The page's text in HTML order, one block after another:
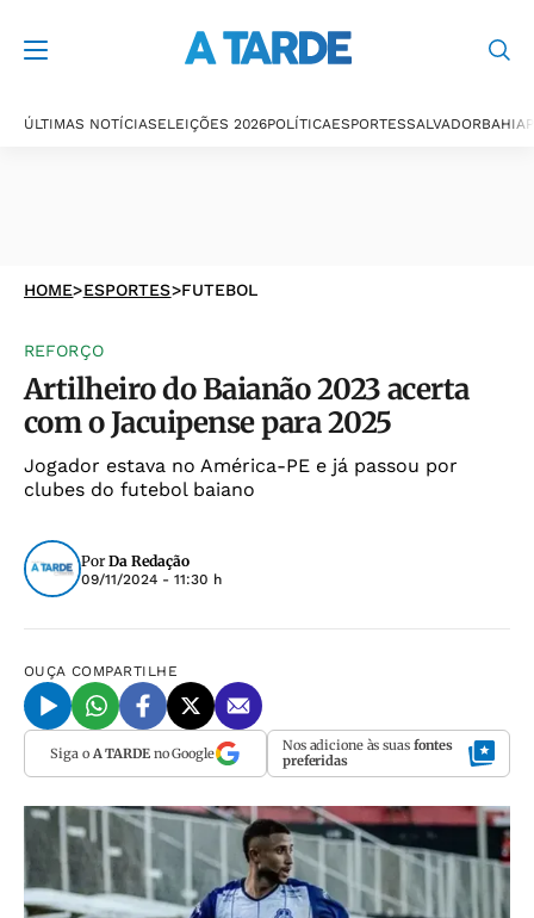
ÚLTIMAS NOTÍCIASELEIÇÕES 2026POLÍTICAESPORTESSALVADORBAHIA
HOME>ESPORTES>FUTEBOL
REFORÇO
Artilheiro do Baianão 2023 acerta
com o Jacuipense para 2025
Jogador estava no América-PE e já passou por
clubes do futebol baiano
Por Da Redação
09/11/2024 - 11:30 h
OUÇA COMPARTILHE
Siga o A TARDEno Google Nos adicione às suas fontes
preferidas